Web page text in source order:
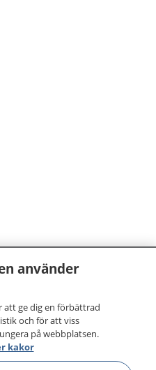
använder
att ge dig en förbättrad
och för att viss
på webbplatsen.
kakor